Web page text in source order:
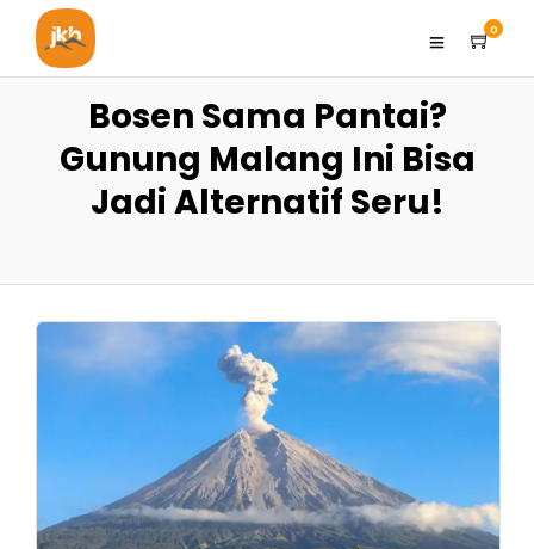
0
Bosen Sama Pantai?
Gunung Malang Ini Bisa
Jadi Alternatif Seru!